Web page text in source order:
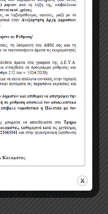
Βλάβες: 30.000,00
10.000,00 Ευρώ
προσφέρει
ανά ομάδα
ΥΠΟΒΟΛΗΣ
19 ΥΠΕΥΘΥΝΗ